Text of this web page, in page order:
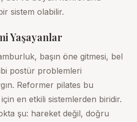
sistem olabilir.
Yaşayanlar
başın öne gitmesi, bel
postür problemleri
Reformer pilates bu
en etkili sistemlerden biridir.
şu: hareket değil, doğru